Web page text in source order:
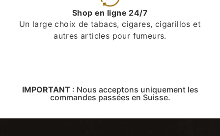
Shop en ligne 24/7
Un large choix de tabacs, cigares, cigarillos et
autres articles pour fumeurs.
IMPORTANT : Nous acceptons uniquement les
commandes passées en Suisse.